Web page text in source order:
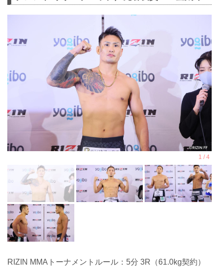
RIZIN MMAトーナメントルール：5分 3R（61.0kg契約）